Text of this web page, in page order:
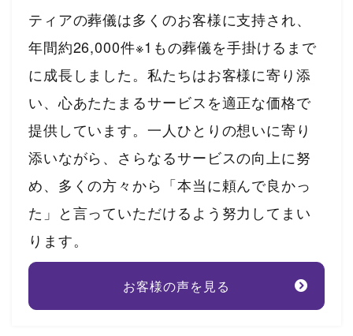
ティアの葬儀は多くのお客様に支持され、
年間約26,000件※1もの葬儀を手掛けるまで
に成長しました。私たちはお客様に寄り添
い、心あたたまるサービスを適正な価格で
提供しています。一人ひとりの想いに寄り
添いながら、さらなるサービスの向上に努
め、多くの方々から「本当に頼んで良かっ
た」と言っていただけるよう努力してまい
ります。
お客様の声を見る